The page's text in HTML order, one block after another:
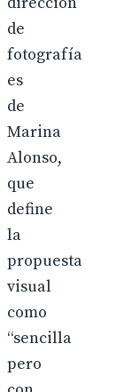
de
fotografía
es
de
Marina
Alonso,
que
define
la
propuesta
visual
como
“sencilla
pero